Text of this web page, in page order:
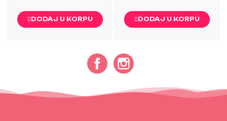
DODAJ U KORPU DODAJ U KORPU
Facebook